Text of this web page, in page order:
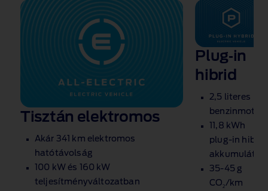
Tisztán elektromos
Akár 341 km elektromos
hatótávolság
100 kW és 160 kW
teljesítményváltozatban
Plug‑in
hibrid
2,5 literes
benzinmotor
11,8 kWh
plug‑in hibrid
akkumulátor
35‑45 g
CO 2/km